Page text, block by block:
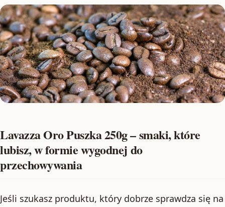
Lavazza Oro Puszka 250g – smaki, które
lubisz, w formie wygodnej do
przechowywania
Jeśli szukasz produktu, który dobrze sprawdza się na